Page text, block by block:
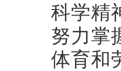
科学精
努力掌
体育和